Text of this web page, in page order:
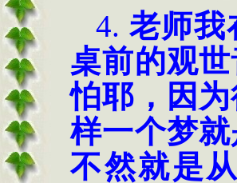
4. 老师我
桌前的观
怕耶，因
样一个梦
不然就是